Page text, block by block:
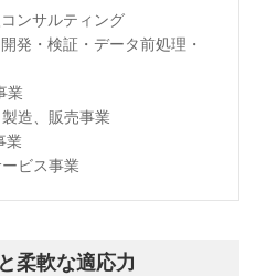
ンサルティング
発・検証・データ前処理・
業
造、販売事業
業
ビス事業
柔軟な適応力